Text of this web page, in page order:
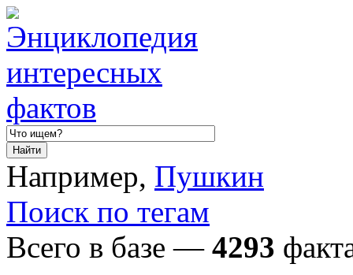
Например, Пушкин
Поиск по тегам
Всего в базе — 4293